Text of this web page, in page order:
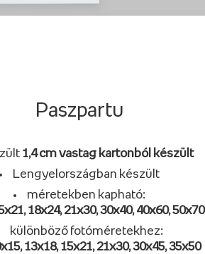
Paszpartu
1,4 cm vastag kartonból készült
Lengyelországban készült
méretekben kapható:
18x24, 21x30, 30x40, 40x60, 50x70
különböző fotóméretekhez:
13x18, 15x21, 21x30, 30x45, 35x50